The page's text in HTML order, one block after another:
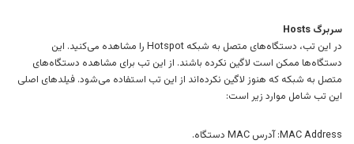
سربرگ Hosts
در این تب، دستگاه‌های متصل به شبکه Hotspot را مشاهده می‌کنید. این
دستگاه‌ها ممکن است لاگین نکرده باشند. از این تب برای مشاهده دستگاه‌های
متصل به شبکه که هنوز لاگین نکرده‌اند از این تب استفاده می‌شود. فیلدهای اصلی
این تب شامل موارد زیر است:
MAC Address: آدرس MAC دستگاه.